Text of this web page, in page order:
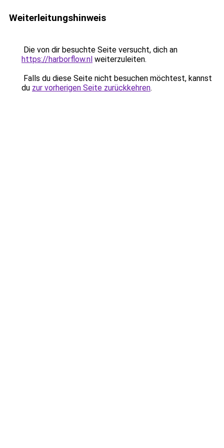
Weiterleitungshinweis
Die von dir besuchte Seite versucht, dich an
https://harborflow.nl weiterzuleiten.
Falls du diese Seite nicht besuchen möchtest, kannst
du zur vorherigen Seite zurückkehren.